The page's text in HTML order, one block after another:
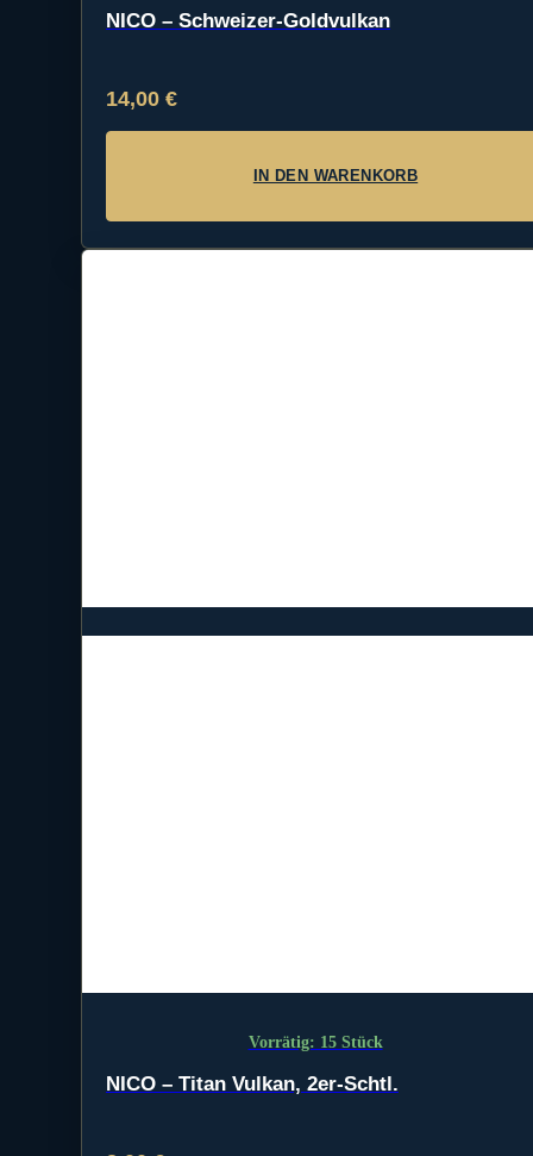
NICO – Schweizer-Goldvulkan
14,00 €
IN DEN WARENKORB
Vorrätig: 15 Stück
NICO – Titan Vulkan, 2er-Schtl.